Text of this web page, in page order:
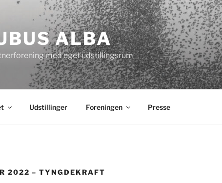
ALBA
med eget udstillingsrum
Udstillinger Foreningen Presse
2022 – TYNGDEKRAFT